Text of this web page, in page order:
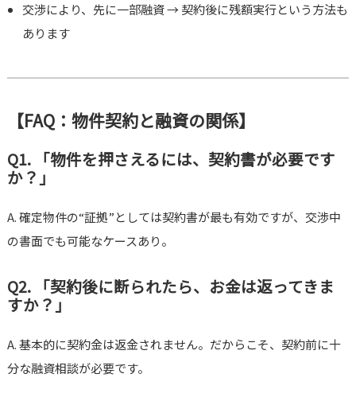
交渉により、先に一部融資 → 契約後に残額実行という方法も
あります
【FAQ：物件契約と融資の関係】
Q1. 「物件を押さえるには、契約書が必要です
か？」
A. 確定物件の“証拠”としては契約書が最も有効ですが、交渉中
の書面でも可能なケースあり。
Q2. 「契約後に断られたら、お金は返ってきま
すか？」
A. 基本的に契約金は返金されません。だからこそ、契約前に十
分な融資相談が必要です。